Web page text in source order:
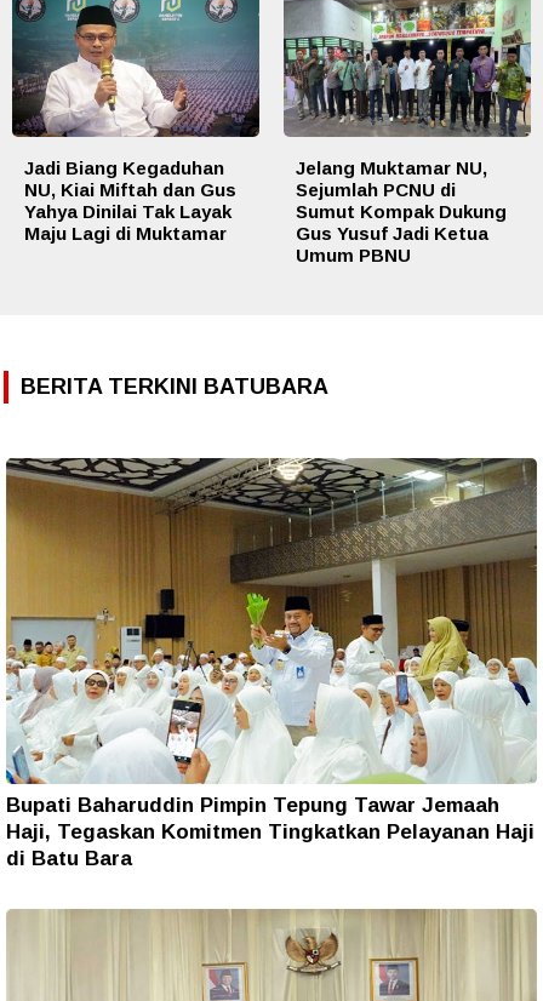
Jadi Biang Kegaduhan
NU, Kiai Miftah dan Gus
Yahya Dinilai Tak Layak
Maju Lagi di Muktamar
Jelang Muktamar NU,
Sejumlah PCNU di
Sumut Kompak Dukung
Gus Yusuf Jadi Ketua
Umum PBNU
BERITA TERKINI BATUBARA
Bupati Baharuddin Pimpin Tepung Tawar Jemaah
Haji, Tegaskan Komitmen Tingkatkan Pelayanan Haji
di Batu Bara